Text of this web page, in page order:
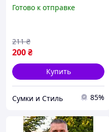
й хаки) 00
Готово к отправке
200₴
211 ₴
Купить
Сумки и Стиль 85%